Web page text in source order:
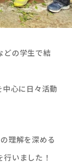
どの学生で結
心に日々活動
理解を深める
いました！